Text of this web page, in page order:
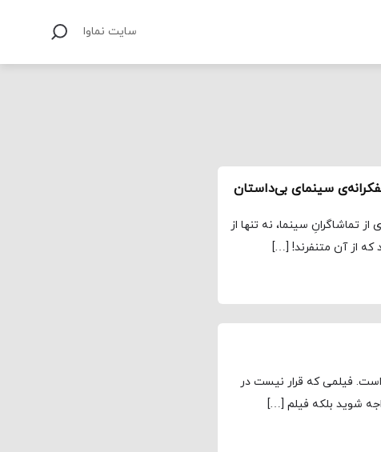
سایت نماوا
تماشاگرانِ سینما، نه تنها از
از آن متنفرند! […]
است. فیلمی که قرار نیست در
شوید بلکه فیلم […]